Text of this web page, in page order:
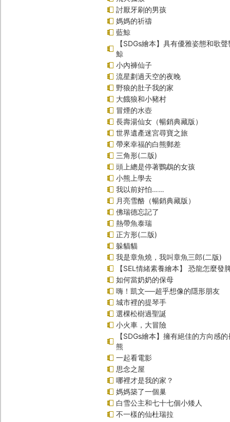
討厭牙刷的男孩
媽媽的祈禱
藍鯨
【SDGs繪本】具有優雅姿態和歌
鯨
小內褲仙子
流星劃過天空的夜晚
野狼的肚子我的家
大餓狼和小豬村
冒煙的水壺
長壽湯仙女（暢銷典藏版）
世界遺產迷宮尋寶之旅
帶來幸福的白熊郵差
三角形(二版)
頭上總是停著鸚鵡的女孩
小熊上學去
我以前好怕……
月亮雪酪（暢銷典藏版）
佛瑞德忘記了
熱帶魚泰瑞
正方形(二版)
躲貓貓
我是章魚燒，我叫章魚三郎(二版)
【SEL情緒素養繪本】 恐龍怎麼發
如何當奶奶的保母
嗨！凱文──超乎想像的隱形朋友
城市裡的提琴手
選棵松樹過聖誕
小火車，大冒險
【SDGs繪本】擁有絕佳的方向感
熊
一起看電影
思念之屋
哪裡才是我的家？
媽媽築了一個巢
白雪公主和七十七個小矮人
不一樣的仙杜瑞拉